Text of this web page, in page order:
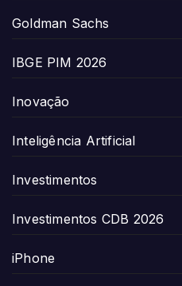
Goldman Sachs
IBGE PIM 2026
Inovação
Inteligência Artificial
Investimentos
Investimentos CDB 2026
iPhone